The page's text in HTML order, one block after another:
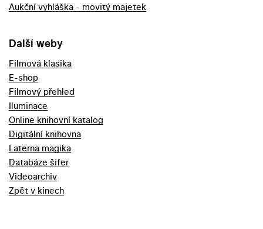
Aukční vyhláška - movitý majetek
Další weby
Filmová klasika
E-shop
Filmový přehled
Iluminace
Online knihovní katalog
Digitální knihovna
Laterna magika
Databáze šifer
Videoarchiv
Zpět v kinech